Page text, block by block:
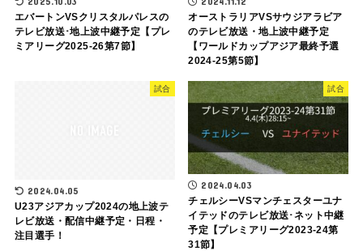
エバートンVSクリスタルパレスの
テレビ放送･地上波中継予定【プレ
ミアリーグ2025-26第7節】
オーストラリアVSサウジアラビア
のテレビ放送・地上波中継予定
【ワールドカップアジア最終予選
2024-25第5節】
試合
2024.04.05
U23アジアカップ2024の地上波テ
レビ放送・配信中継予定・日程・
注目選手！
試合
2024.04.03
チェルシーVSマンチェスターユナ
イテッドのテレビ放送･ネット中継
予定【プレミアリーグ2023-24第
31節】